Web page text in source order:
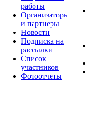
работы
Организаторы
и партнеры
Новости
Подписка на
рассылки
Список
участников
Фотоотчеты